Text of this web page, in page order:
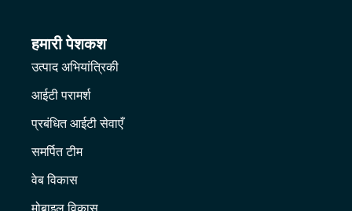
हमारी पेशकश
उत्पाद अभियांत्रिकी
आईटी परामर्श
प्रबंधित आईटी सेवाएँ
समर्पित टीम
वेब विकास